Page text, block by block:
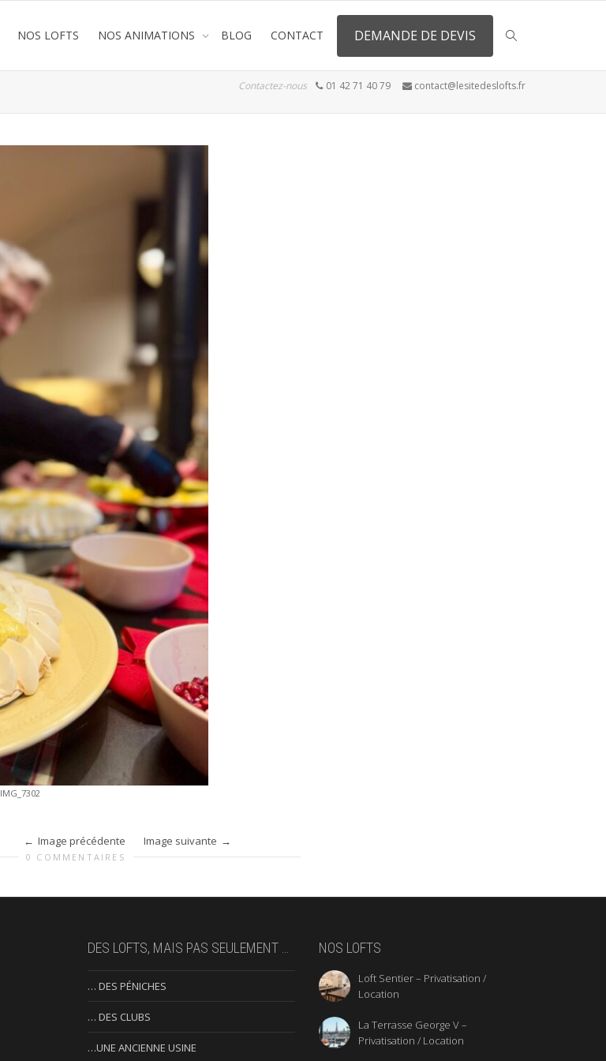
NOS LOFTS NOS ANIMATIONS BLOG CONTACT DEMANDE DE DEVIS
Contactez-nous 01 42 71 40 79 contact@lesitedeslofts.fr
IMG_7302
Image précédente Image suivante
0 COMMENTAIRES
DES LOFTS, MAIS PAS SEULEMENT …
… DES PÉNICHES
… DES CLUBS
…UNE ANCIENNE USINE
NOS LOFTS
Loft Sentier – Privatisation /
Location
La Terrasse George V –
Privatisation / Location